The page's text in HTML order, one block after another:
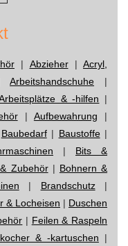
| Abzieher| Acryl,
Arbeitshandschuhe |
& -hilfen |
| Aufbewahrung |
Baubedarf| Baustoffe|
| Bits &
Zubehör| Bohnern &
| Brandschutz|
& Locheisen | Duschen
| Feilen & Raspeln
& -kartuschen |